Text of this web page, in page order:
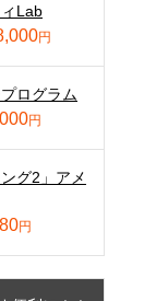
ィLab
円
ログラム
円
グ2」アメ
円